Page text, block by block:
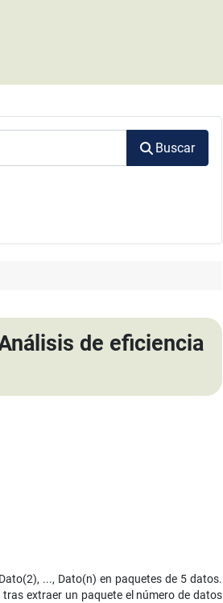
Buscar
de eficiencia
..., Dato(n) en paquetes de 5 datos.
extraer un paquete el número de datos